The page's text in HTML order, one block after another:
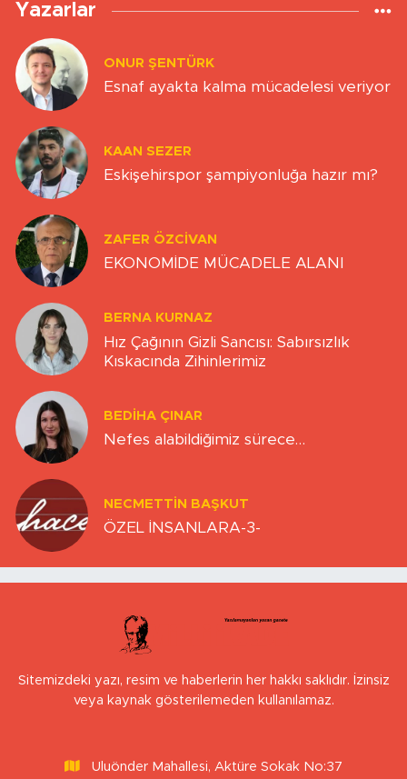
Yazarlar
ONUR ŞENTÜRK
Esnaf ayakta kalma mücadelesi veriyor
KAAN SEZER
Eskişehirspor şampiyonluğa hazır mı?
ZAFER ÖZCIVAN
EKONOMİDE MÜCADELE ALANI
BERNA KURNAZ
Hız Çağının Gizli Sancısı: Sabırsızlık
Kıskacında Zihinlerimiz
BEDIHA ÇINAR
Nefes alabildiğimiz sürece…
NECMETTIN BAŞKUT
ÖZEL İNSANLARA-3-
Sitemizdeki yazı, resim ve haberlerin her hakkı saklıdır. İzinsiz
veya kaynak gösterilemeden kullanılamaz.
Uluönder Mahallesi, Aktüre Sokak No:37